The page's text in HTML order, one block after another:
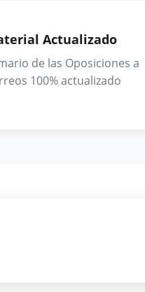
Actualizado
de las Oposiciones a
100% actualizado